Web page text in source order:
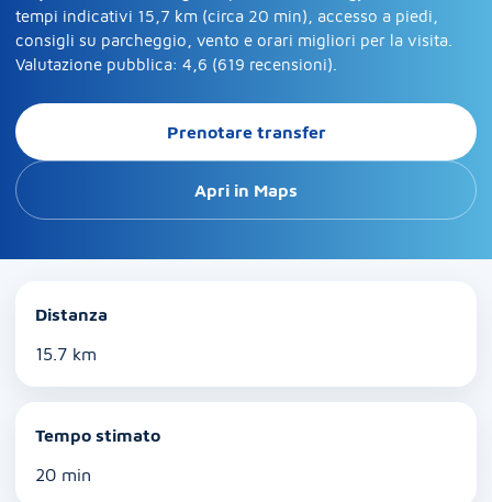
tempi indicativi 15,7 km (circa 20 min), accesso a piedi,
consigli su parcheggio, vento e orari migliori per la visita.
Valutazione pubblica: 4,6 (619 recensioni).
Prenotare transfer
Apri in Maps
Distanza
15.7 km
Tempo stimato
20 min